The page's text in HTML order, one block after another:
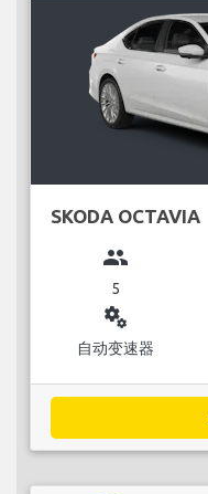
SKODA OCTAVIA
group
5
miscellaneous_services
自动变速器